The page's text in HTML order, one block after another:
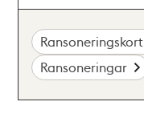
Ransoneringskort
Ransoneringar